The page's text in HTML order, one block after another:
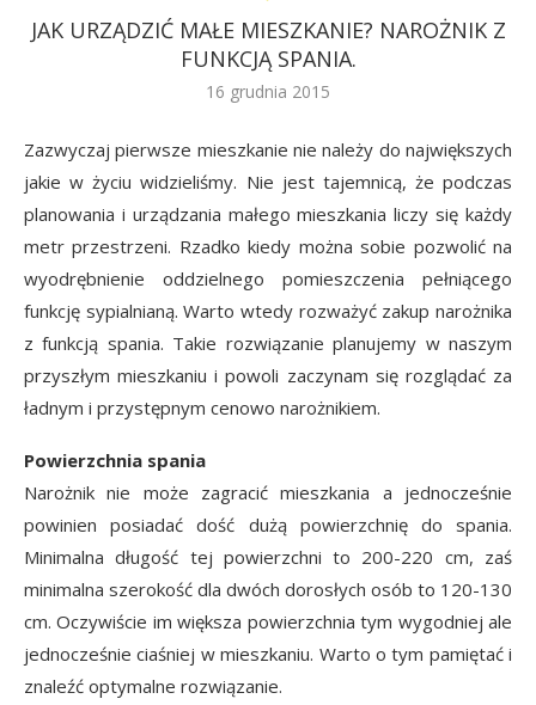
JAK URZĄDZIĆ MAŁE MIESZKANIE? NAROŻNIK Z
FUNKCJĄ SPANIA.
16 grudnia 2015
Zazwyczaj pierwsze mieszkanie nie należy do największych
jakie w życiu widzieliśmy. Nie jest tajemnicą, że podczas
planowania i urządzania małego mieszkania liczy się każdy
metr przestrzeni. Rzadko kiedy można sobie pozwolić na
wyodrębnienie oddzielnego pomieszczenia pełniącego
funkcję sypialnianą. Warto wtedy rozważyć zakup narożnika
z funkcją spania. Takie rozwiązanie planujemy w naszym
przyszłym mieszkaniu i powoli zaczynam się rozglądać za
ładnym i przystępnym cenowo narożnikiem.
Powierzchnia spania
Narożnik nie może zagracić mieszkania a jednocześnie
powinien posiadać dość dużą powierzchnię do spania.
Minimalna długość tej powierzchni to 200-220 cm, zaś
minimalna szerokość dla dwóch dorosłych osób to 120-130
cm. Oczywiście im większa powierzchnia tym wygodniej ale
jednocześnie ciaśniej w mieszkaniu. Warto o tym pamiętać i
znaleźć optymalne rozwiązanie.